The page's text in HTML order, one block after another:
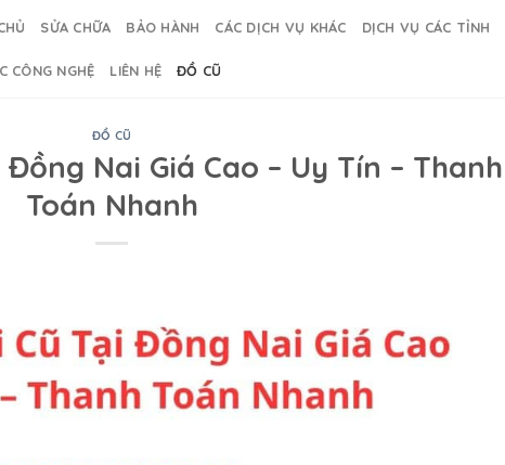
SỬA CHỮA BẢO HÀNH CÁC DỊCH VỤ KHÁC DỊCH VỤ CÁC TỈNH
CÔNG NGHỆ LIÊN HỆ ĐỒ CŨ
ĐỒ CŨ
Nai Giá Cao – Uy Tín – Thanh
Toán Nhanh